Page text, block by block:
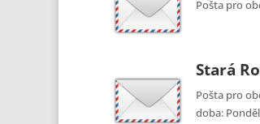
Pošta pro
Stará
Pošta pro
doba: